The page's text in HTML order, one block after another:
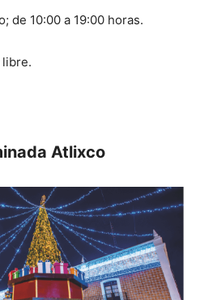
de 10:00 a 19:00 horas.
Atlixco